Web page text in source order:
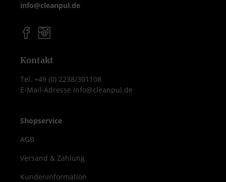
info@cleanpul.de
Kontakt
Tel. +49 (0) 2238/301108
E-Mail-Adresse info@cleanpul.de
Shopservice
AGB
Versand & Zahlung
Kundeninformation